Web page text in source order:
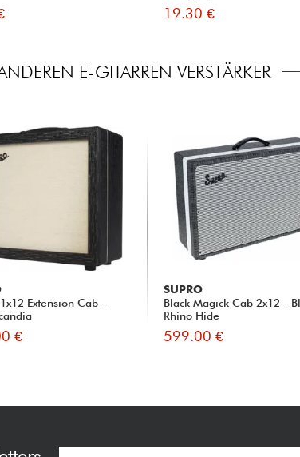
19.30 €
E-GITARREN VERSTÄRKER
Extension Cab -
€
SUPRO
Black Magick Cab 2x12 -
Rhino Hide
599.00 €